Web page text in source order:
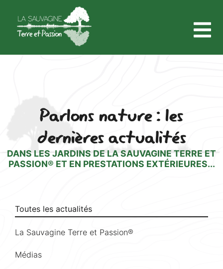
Parlons nature : les
dernières actualités
DANS LES JARDINS DE LA SAUVAGINE TERRE ET
PASSION® ET EN PRESTATIONS EXTÉRIEURES...
Toutes les actualités
La Sauvagine Terre et Passion®
Médias